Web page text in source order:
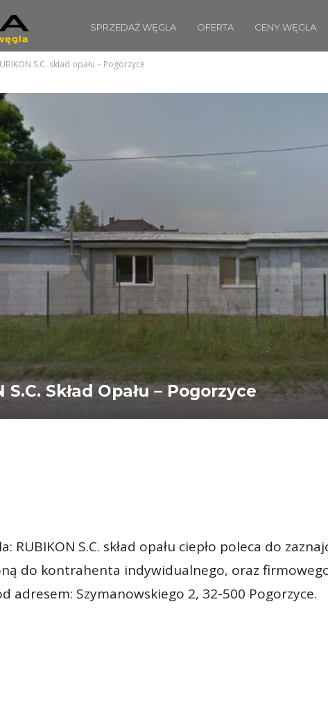
SPRZEDAŻ WĘGLA OFERTA CENY WĘGLA
S.C. skład opału – Pogorzyce
S.C. Skład Opału – Pogorzyce
RUBIKON S.C. skład opału ciepło poleca do
do kontrahenta indywidualnego, oraz
adresem: Szymanowskiego 2, 32-500 Pogorzyce.